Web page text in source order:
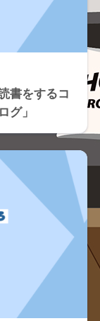
書をするコ
グ」